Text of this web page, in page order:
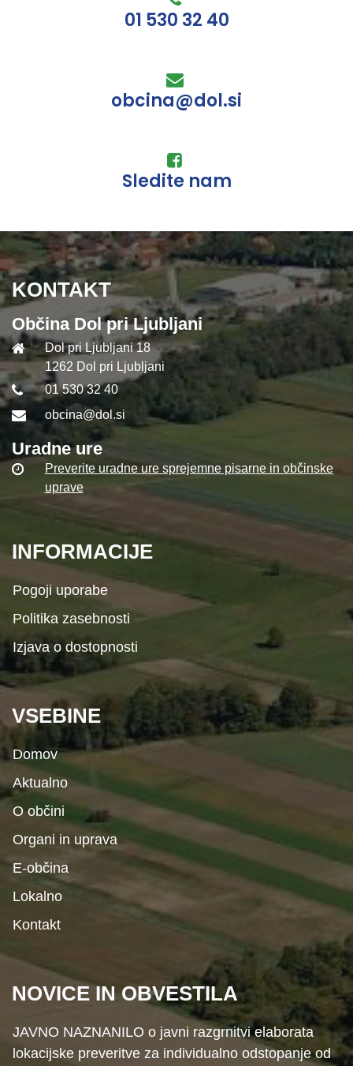
01 530 32 40
obcina@dol.si
Sledite nam
KONTAKT
Občina Dol pri Ljubljani
Dol pri Ljubljani 18
1262 Dol pri Ljubljani
01 530 32 40
obcina@dol.si
Uradne ure
Preverite uradne ure sprejemne pisarne in občinske
uprave
INFORMACIJE
Pogoji uporabe
Politika zasebnosti
Izjava o dostopnosti
VSEBINE
Domov
Aktualno
O občini
Organi in uprava
E-občina
Lokalno
Kontakt
NOVICE IN OBVESTILA
JAVNO NAZNANILO o javni razgrnitvi elaborata
lokacijske preveritve za individualno odstopanje od